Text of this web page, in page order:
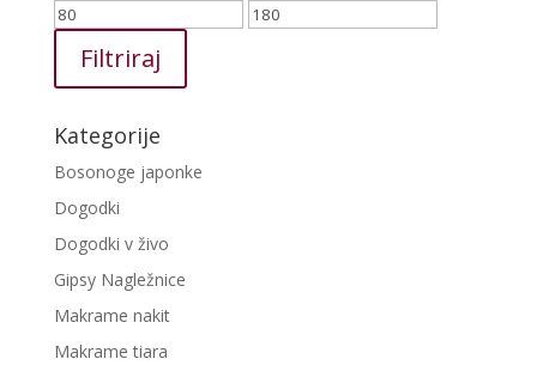
Min
Max
Filtriraj
Kategorije
Bosonoge japonke
Dogodki
Dogodki v živo
Gipsy Nagležnice
Makrame nakit
Makrame tiara